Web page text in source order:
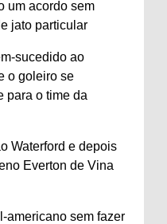
um acordo sem
jato particular
sucedido ao
o goleiro se
para o time da
Waterford e depois
Everton de Vina
americano sem fazer